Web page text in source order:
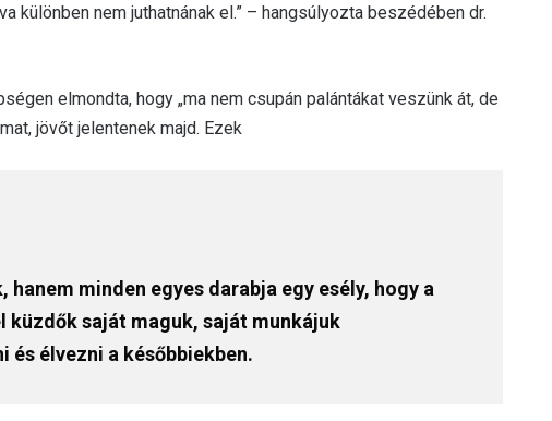
különben nem juthatnának el.” – hangsúlyozta beszédében dr.
elmondta, hogy „ma nem csupán palántákat veszünk át, de
jövőt jelentenek majd. Ezek
hanem minden egyes darabja egy esély, hogy a
küzdők saját maguk, saját munkájuk
élvezni a későbbiekben.